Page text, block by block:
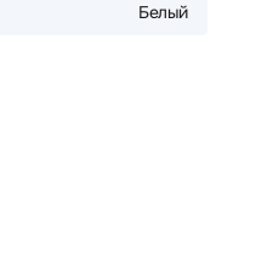
Белый